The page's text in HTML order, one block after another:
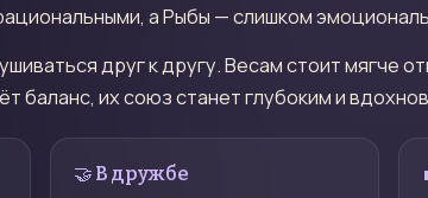
а Рыбы — слишком
друг к другу. Весам стоит мягче
баланс, их союз станет глубоким и
🤝 В дружбе